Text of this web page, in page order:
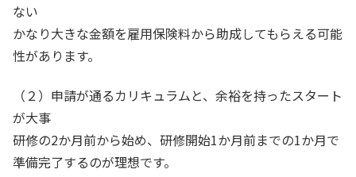
ない
かなり大きな金額を雇用保険料から助成してもらえる可能
性があります。
（２）申請が通るカリキュラムと、余裕を持ったスタート
が大事
研修の2か月前から始め、研修開始1か月前までの1か月で
準備完了するのが理想です。